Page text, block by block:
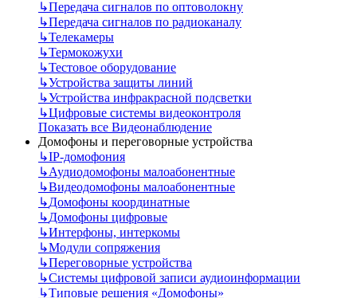
↳Передача сигналов по оптоволокну
↳Передача сигналов по радиоканалу
↳Телекамеры
↳Термокожухи
↳Тестовое оборудование
↳Устройства защиты линий
↳Устройства инфракрасной подсветки
↳Цифровые системы видеоконтроля
Показать все Видеонаблюдение
Домофоны и переговорные устройства
↳IP-домофония
↳Аудиодомофоны малоабонентные
↳Видеодомофоны малоабонентные
↳Домофоны координатные
↳Домофоны цифровые
↳Интерфоны, интеркомы
↳Модули сопряжения
↳Переговорные устройства
↳Системы цифровой записи аудиоинформации
↳Типовые решения «Домофоны»